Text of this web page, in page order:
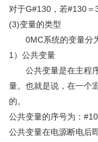
对于G#130 ，若#130＝
(3)变量的类型
0MC系统的变量分
1 ）公共变量
公共变量是在主程序
量。也就是说，在一个
的。
公共变量的序号为：
公共变量在电源断电后